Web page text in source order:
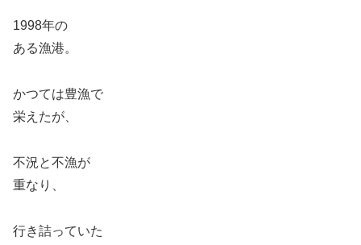
1998年の
ある漁港。
かつては豊漁で
栄えたが、
不況と不漁が
重なり、
行き詰っていた